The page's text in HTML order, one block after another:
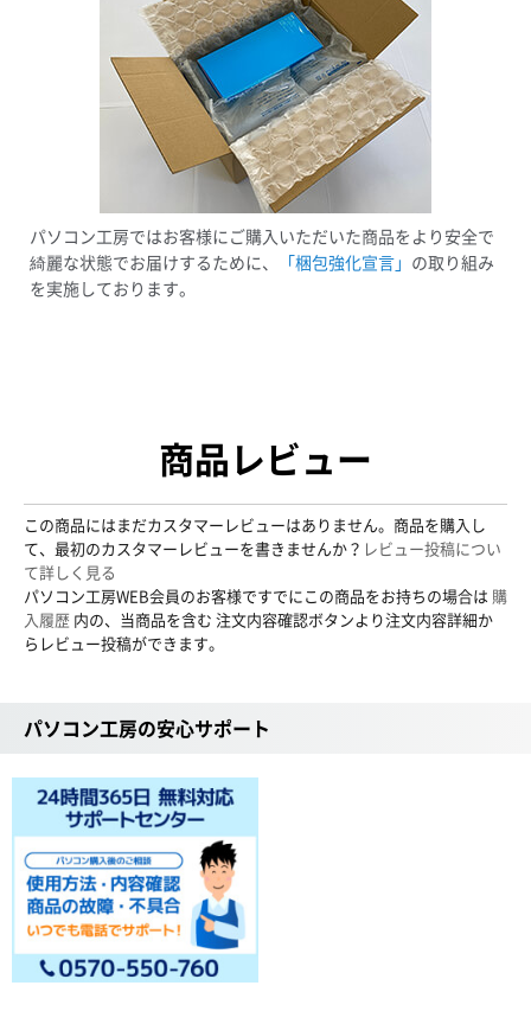
パソコン工房ではお客様にご購入いただいた商品をより安全で
綺麗な状態でお届けするために、
「梱包強化宣言」 の取り組み
を実施しております。
商品レビュー
この商品にはまだカスタマーレビューはありません。商品を購入し
て、最初のカスタマーレビューを書きませんか？ レビュー投稿につい
て詳しく見る
パソコン工房WEB会員のお客様ですでにこの商品をお持ちの場合は 購
入履歴 内の、当商品を含む 注文内容確認ボタンより注文内容詳細か
らレビュー投稿ができます。
パソコン工房の安心サポート